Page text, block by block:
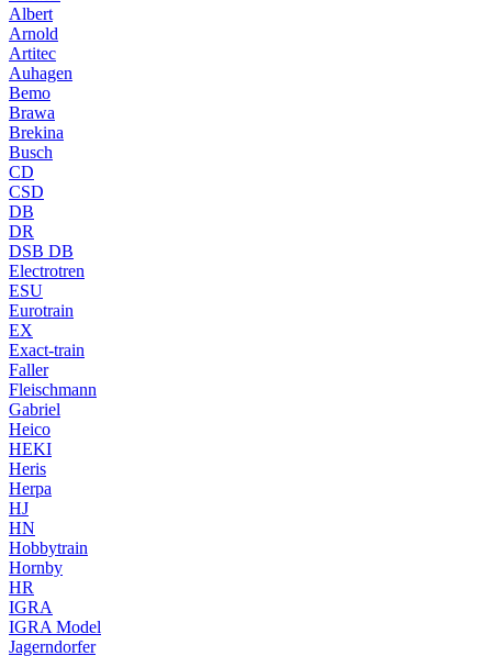
Albert
Arnold
Artitec
Auhagen
Bemo
Brawa
Brekina
Busch
CD
CSD
DB
DR
DSB DB
Electrotren
ESU
Eurotrain
EX
Exact-train
Faller
Fleischmann
Gabriel
Heico
HEKI
Heris
Herpa
HJ
HN
Hobbytrain
Hornby
HR
IGRA
IGRA Model
Jagerndorfer